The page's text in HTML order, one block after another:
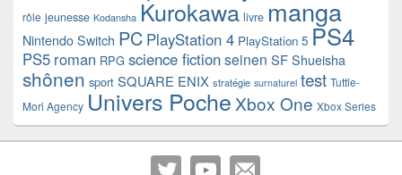
rôle jeunesse Kodansha Kurokawa livre manga
Nintendo Switch PC PlayStation 4 PlayStation 5 PS4
PS5 roman RPG science fictionseinen SF Shueisha
shônen sport SQUARE ENIX stratégie surnaturel test Tuttle-
Mori Agency Univers PocheXbox One Xbox Series